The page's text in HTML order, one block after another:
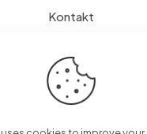
Kontakt
FAQ
| Wszystkie Prawa